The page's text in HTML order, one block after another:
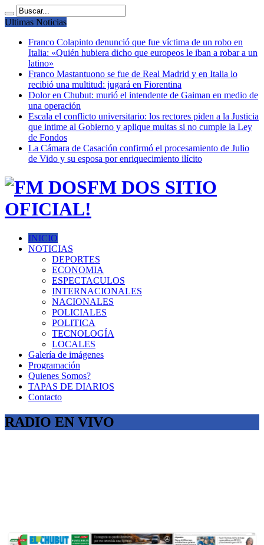
Ultimas Noticias
Franco Colapinto denunció que fue víctima de un robo en
Italia: «Quién hubiera dicho que europeos le iban a robar a un
latino»
Franco Mastantuono se fue de Real Madrid y en Italia lo
recibió una multitud: jugará en Fiorentina
Dolor en Chubut: murió el intendente de Gaiman en medio de
una operación
Escala el conflicto universitario: los rectores piden a la Justicia
que intime al Gobierno y aplique multas si no cumple la Ley
de Fondos
La Cámara de Casación confirmó el procesamiento de Julio
de Vido y su esposa por enriquecimiento ilícito
FM DOS SITIO
OFICIAL!
INICIO
NOTICIAS
DEPORTES
ECONOMIA
ESPECTACULOS
INTERNACIONALES
NACIONALES
POLICIALES
POLITICA
TECNOLOGÍA
LOCALES
Galería de imágenes
Programación
Quienes Somos?
TAPAS DE DIARIOS
Contacto
RADIO EN VIVO